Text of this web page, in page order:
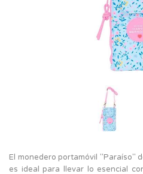
El monedero portamóvil "Paraíso"
es ideal para llevar lo esencial